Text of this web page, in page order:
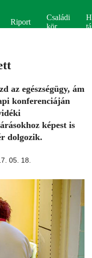
Riport
Családi
kör
az egészségügy, ám
konferenciáján
képest is
dolgozik.
05. 18.